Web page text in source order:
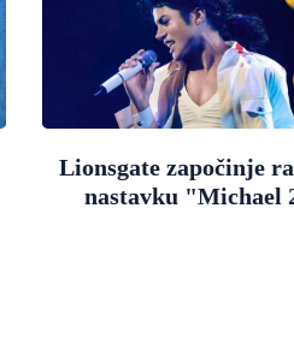
Lionsgate započinje
nastavku "Michael